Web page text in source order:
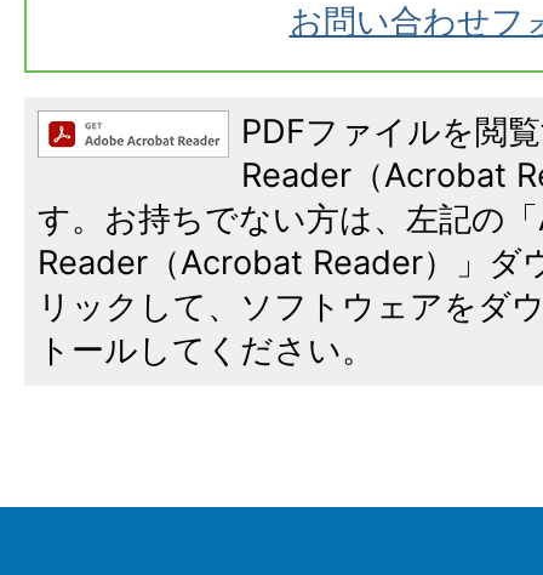
お問い合わせフ
PDFファイルを閲
Reader（Acrobat
す。お持ちでない方は、左記の
Reader（Acrobat Reader）」ダ
リックして、ソフトウェアをダ
トールしてください。